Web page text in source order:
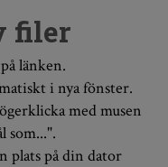
filer
länken.
i nya fönster.
med musen
som...".
plats på din dator